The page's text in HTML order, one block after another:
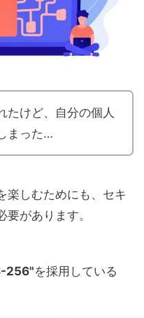
たけど、自分の個人
まった…
楽しむためにも、セキ
があります。
256"を採用している